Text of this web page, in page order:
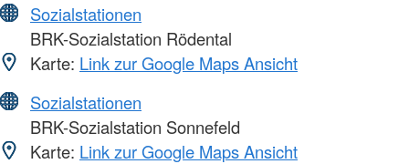
Sozialstationen
BRK-Sozialstation Rödental
Karte: Link zur Google Maps Ansicht
Sozialstationen
BRK-Sozialstation Sonnefeld
Karte: Link zur Google Maps Ansicht